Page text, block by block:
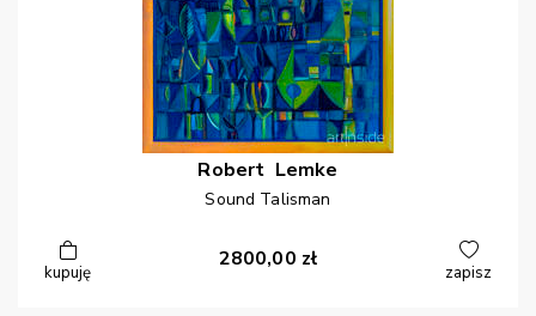
Robert Lemke
Sound Talisman
kupuję
2800,00 zł
zapisz